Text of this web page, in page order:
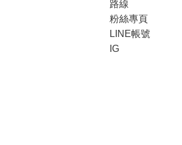
路線
粉絲專頁
LINE帳號
IG